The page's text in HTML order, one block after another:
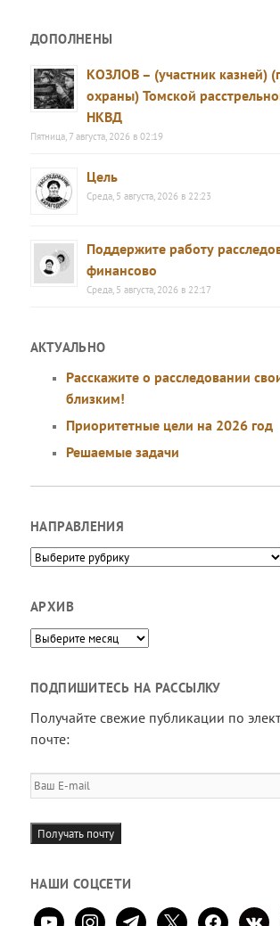
ДОПОЛНЕНЫ
КОЗЛОВ – (участник казней)
охраны) Томской
НКВД
Пятница, 7 августа, 2026 в 02:19
Цель
Среда, 5 августа, 2026 в 22:23
Поддержите работу
финансово
Среда, 5 августа, 2026 в 22:17
АКТУАЛЬНО
Расскажите о расследовании
близким!
Приоритетные цели на 2026 год
Решаемые задачи
НАПРАВЛЕНИЯ
Направления
АРХИВ
Архив
ПОДПИШИТЕСЬ НА РАССЫЛКУ
Получайте свежие публикации по
почте:
Ваш
E-
mail
Получать почту
НАШИ СОЦСЕТИ
youtubeinstagramtelegram
x facebook